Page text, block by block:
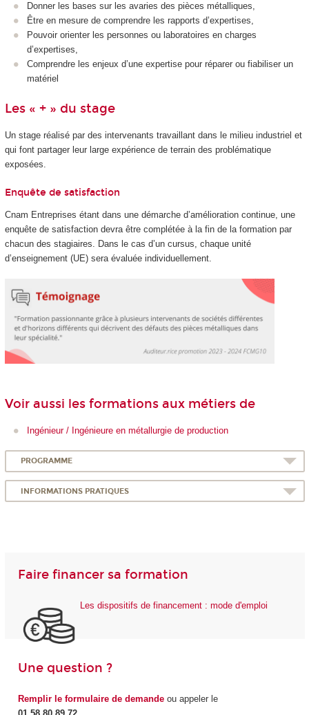
Donner les bases sur les avaries des pièces métalliques,
Être en mesure de comprendre les rapports d’expertises,
Pouvoir orienter les personnes ou laboratoires en charges
d’expertises,
Comprendre les enjeux d’une expertise pour réparer ou fiabiliser un
matériel
Les « + » du stage
Un stage réalisé par des intervenants travaillant dans le milieu industriel et
qui font partager leur large expérience de terrain des problématique
exposées.
Enquête de satisfaction
Cnam Entreprises étant dans une démarche d’amélioration continue, une
enquête de satisfaction devra être complétée à la fin de la formation par
chacun des stagiaires. Dans le cas d’un cursus, chaque unité
d’enseignement (UE) sera évaluée individuellement.
Voir aussi les formations aux métiers de
Ingénieur / Ingénieure en métallurgie de production
PROGRAMME
INFORMATIONS PRATIQUES
Faire financer sa formation
Les dispositifs de financement : mode d'emploi
Une question ?
Remplir le formulaire de demandeou appeler le